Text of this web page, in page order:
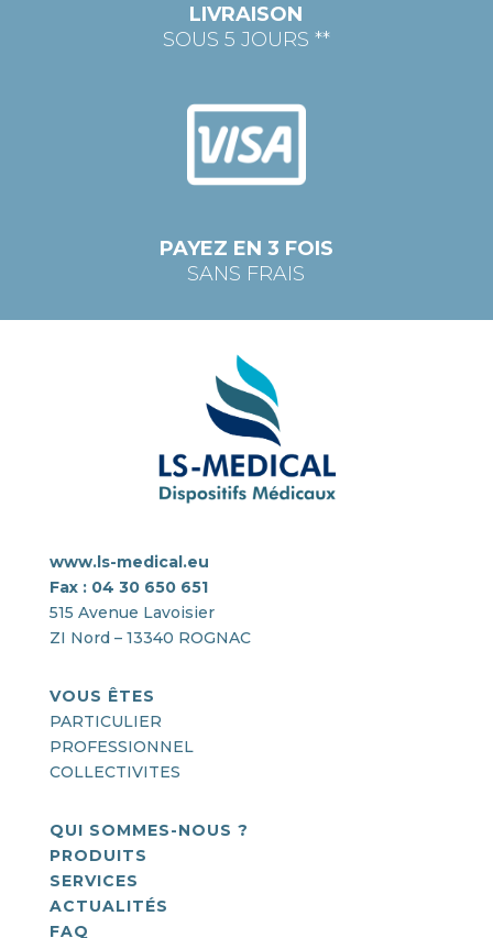
LIVRAISON
SOUS 5 JOURS **
PAYEZ EN 3 FOIS
SANS FRAIS
www.ls-medical.eu
Fax : 04 30 650 651
515 Avenue Lavoisier
ZI Nord – 13340 ROGNAC
VOUS ÊTES
PARTICULIER
PROFESSIONNEL
COLLECTIVITES
QUI SOMMES-NOUS ?
PRODUITS
SERVICES
ACTUALITÉS
FAQ